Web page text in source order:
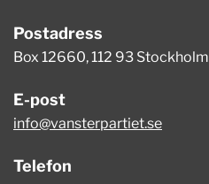
Postadress
Box 12660, 112 93 Stockholm
E-post
info@vansterpartiet.se
Telefon